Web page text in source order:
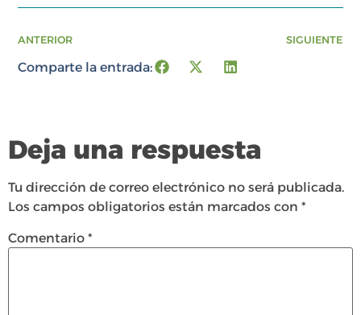
ANTERIOR SIGUIENTE
Comparte la entrada:
Deja una respuesta
Tu dirección de correo electrónico no será publicada.
Los campos obligatorios están marcados con *
Comentario *